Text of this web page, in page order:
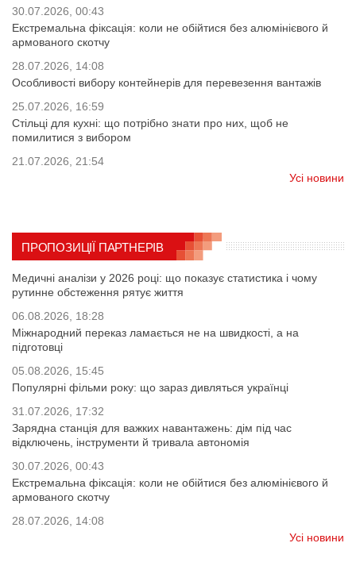
30.07.2026, 00:43
Екстремальна фіксація: коли не обійтися без алюмінієвого й
армованого скотчу
28.07.2026, 14:08
Особливості вибору контейнерів для перевезення вантажів
25.07.2026, 16:59
Стільці для кухні: що потрібно знати про них, щоб не
помилитися з вибором
21.07.2026, 21:54
Усі новини
ПРОПОЗИЦІЇ ПАРТНЕРІВ
Медичні аналізи у 2026 році: що показує статистика і чому
рутинне обстеження рятує життя
06.08.2026, 18:28
Міжнародний переказ ламається не на швидкості, а на
підготовці
05.08.2026, 15:45
Популярні фільми року: що зараз дивляться українці
31.07.2026, 17:32
Зарядна станція для важких навантажень: дім під час
відключень, інструменти й тривала автономія
30.07.2026, 00:43
Екстремальна фіксація: коли не обійтися без алюмінієвого й
армованого скотчу
28.07.2026, 14:08
Усі новини